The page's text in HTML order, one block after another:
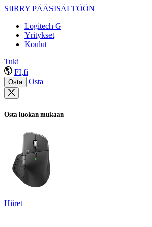
SIIRRY PÄÄSISÄLTÖÖN
Logitech G
Yritykset
Koulut
Tuki
FI,fi
Osta Osta
Osta luokan mukaan
Hiiret